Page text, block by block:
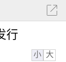
行
小 大